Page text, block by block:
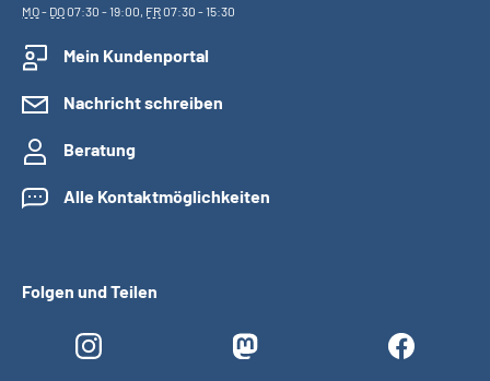
MO- DO07:30 - 19:00, FR07:30 - 15:30
Mein Kundenportal
Nachricht schreiben
Beratung
Alle Kontaktmöglichkeiten
Folgen und Teilen